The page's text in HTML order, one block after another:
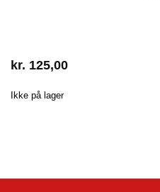
kr. 125,00
Ikke på lager